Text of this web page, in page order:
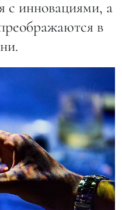
с инновациями, а
в